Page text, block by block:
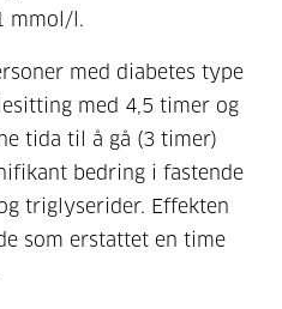
mmol/l.
med diabetes type
med 4,5 timer og
tida til å gå (3 timer)
bedring i fastende
triglyserider. Effekten
som erstattet en time